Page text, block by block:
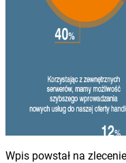
Wpis powstał na